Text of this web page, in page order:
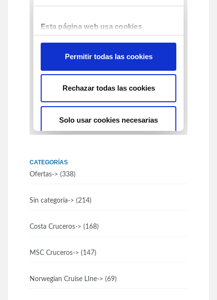
CATEGORÍAS
Ofertas-> (338)
Sin categoría-> (214)
Costa Cruceros-> (168)
MSC Cruceros-> (147)
Norwegian Cruise LIne-> (69)